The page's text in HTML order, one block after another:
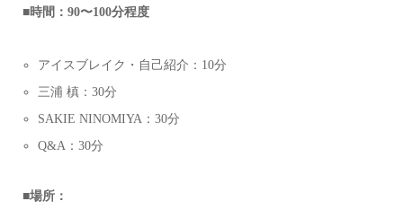
■時間：90〜100分程度
アイスブレイク・自己紹介：10分
三浦 槙：30分
SAKIE NINOMIYA：30分
Q&A：30分
■場所：